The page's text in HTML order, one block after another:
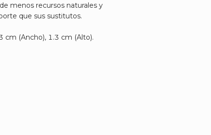
menos recursos naturales y
que sus sustitutos.
cm (Ancho), 1.3 cm (Alto).